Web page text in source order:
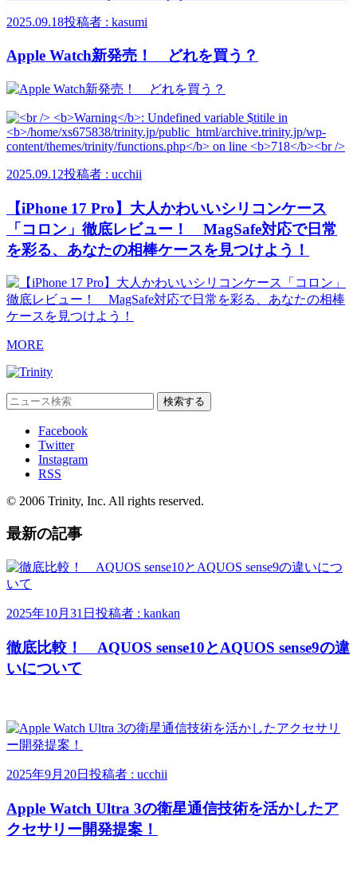
2025.09.18投稿者 : kasumi
Apple Watch新発売！ どれを買う？
2025.09.12投稿者 : ucchii
【iPhone 17 Pro】大人かわいいシリコンケース
「コロン」徹底レビュー！ MagSafe対応で日常
を彩る、あなたの相棒ケースを見つけよう！
MORE
Facebook
Twitter
Instagram
RSS
© 2006 Trinity, Inc. All rights reserved.
最新の記事
2025年10月31日 投稿者 : kankan
徹底比較！ AQUOS sense10とAQUOS sense9の違
いについて
2025年9月20日 投稿者 : ucchii
Apple Watch Ultra 3の衛星通信技術を活かしたア
クセサリー開発提案！